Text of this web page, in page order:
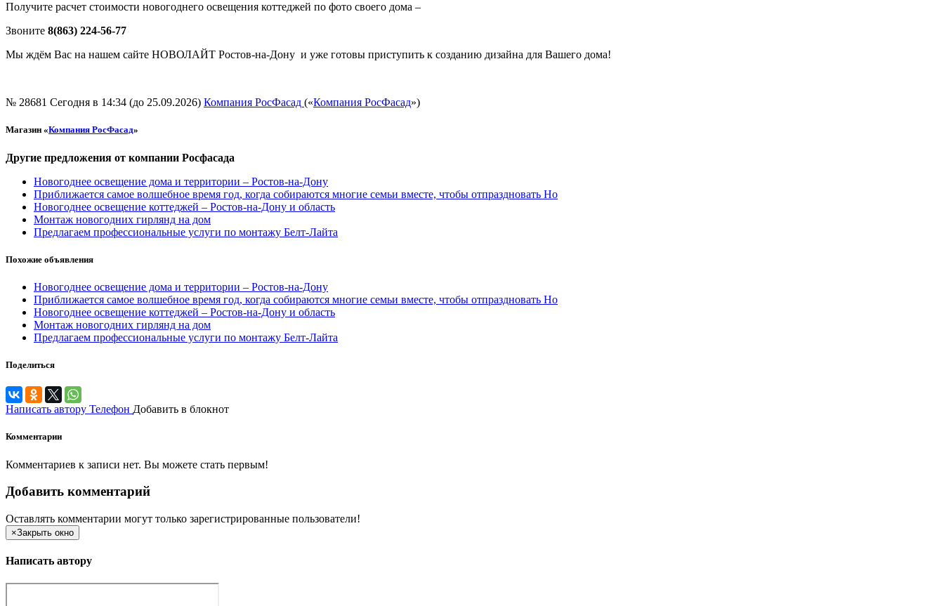
Получите расчет стоимости новогоднего освещения коттеджей по фото своего дома –
Звоните 8(863) 224-56-77
Мы ждём Вас на нашем сайте НОВОЛАЙТ Ростов-на-Дону и уже готовы приступить к созданию дизайна для Вашего дома!
№ 28681 Сегодня в 14:34 (до 25.09.2026) Компания РосФасад («Компания РосФасад»)
Магазин «Компания РосФасад»
Другие предложения от компании Росфасада
Новогоднее освещение дома и территории – Ростов-на-Дону
Приближается самое волшебное время год, когда собираются многие семьи вместе, чтобы отпраздновать Но
Новогоднее освещение коттеджей – Ростов-на-Дону и область
Монтаж новогодних гирлянд на дом
Предлагаем профессиональные услуги по монтажу Белт-Лайта
Похожие объявления
Новогоднее освещение дома и территории – Ростов-на-Дону
Приближается самое волшебное время год, когда собираются многие семьи вместе, чтобы отпраздновать Но
Новогоднее освещение коттеджей – Ростов-на-Дону и область
Монтаж новогодних гирлянд на дом
Предлагаем профессиональные услуги по монтажу Белт-Лайта
Поделиться
Написать автору Телефон Добавить в блокнот
Комментарии
Комментариев к записи нет. Вы можете стать первым!
Добавить комментарий
Оставлять комментарии могут только зарегистрированные пользователи!
×Закрыть окно
Написать автору